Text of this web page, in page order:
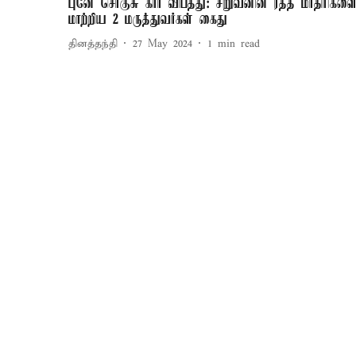
புனே சொகுசு கார் விபத்து: சிறுவனின் ரத்த
மாற்றிய 2 மருத்துவர்கள் கைது
தினத்தந்தி 27 May 2024 1 min read